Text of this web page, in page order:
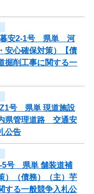
暮安2-1号 県単 河
安心確保対策）【債
削工事に関する一
Z1号 県単 現道施設
県管理道路 交通安
公告
-5号 県単 舗装道補
）（債務）（主）芋
る一般競争入札公